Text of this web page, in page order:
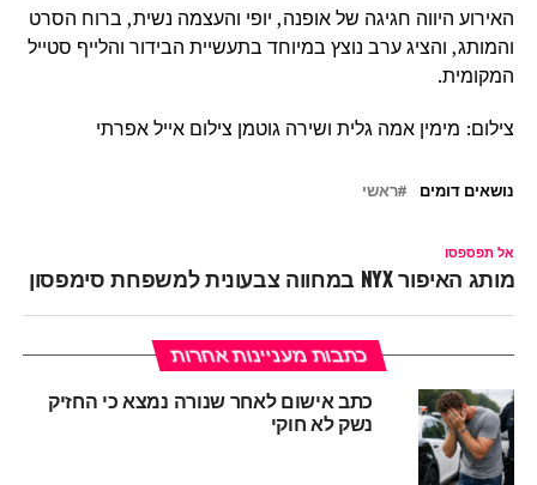
האירוע היווה חגיגה של אופנה, יופי והעצמה נשית, ברוח הסרט
והמותג, והציג ערב נוצץ במיוחד בתעשיית הבידור והלייף סטייל
המקומית.
צילום: מימין אמה גלית ושירה גוטמן צילום אייל אפרתי
נושאים דומים ראשי
אל תפספסו
מותג האיפור NYX במחווה צבעונית למשפחת סימפסון
כתבות מעניינות אחרות
כתב אישום לאחר שנורה נמצא כי החזיק
נשק לא חוקי